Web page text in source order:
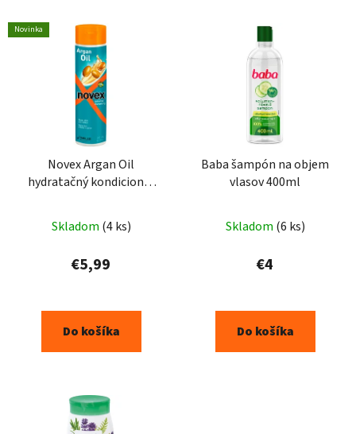
Novinka
Novex Argan Oil
hydratačný kondicionér
Skladom (4 ks)
€5,99
Do košíka
Baba šampón na objem
vlasov 400ml
Skladom (6 ks)
€4
Do košíka